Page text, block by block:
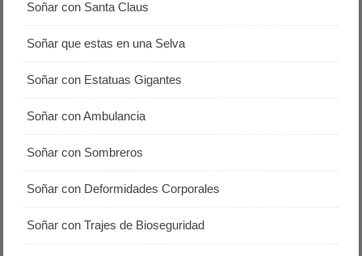
Soñar con Santa Claus
Soñar que estas en una Selva
Soñar con Estatuas Gigantes
Soñar con Ambulancia
Soñar con Sombreros
Soñar con Deformidades Corporales
Soñar con Trajes de Bioseguridad